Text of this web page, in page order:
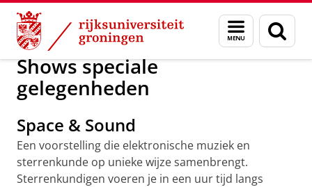
Skip
Content
Skip
Navigation
Menu
en
zoeken
Onderzoek Kapteyn Instituut DOTliveplanetarium
Shows speciale
gelegenheden
Space & Sound
Een voorstelling die elektronische muziek en
sterrenkunde op unieke wijze samenbrengt.
Sterrenkundigen voeren je in een uur tijd langs